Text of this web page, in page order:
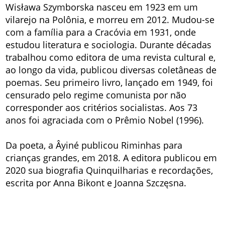
Wisława Szymborska nasceu em 1923 em um
vilarejo na Polônia, e morreu em 2012. Mudou-se
com a família para a Cracóvia em 1931, onde
estudou literatura e sociologia. Durante décadas
trabalhou como editora de uma revista cultural e,
ao longo da vida, publicou diversas coletâneas de
poemas. Seu primeiro livro, lançado em 1949, foi
censurado pelo regime comunista por não
corresponder aos critérios socialistas. Aos 73
anos foi agraciada com o Prêmio Nobel (1996).
Da poeta, a Âyiné publicou Riminhas para
crianças grandes, em 2018. A editora publicou em
2020 sua biografia Quinquilharias e recordações,
escrita por Anna Bikont e Joanna Szczęsna.